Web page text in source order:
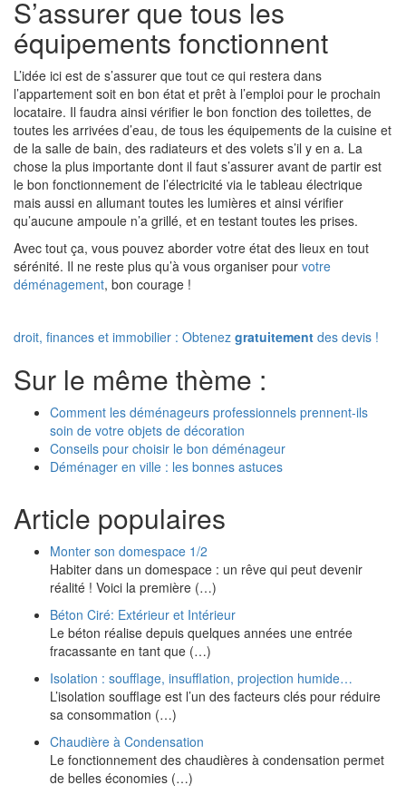
S’assurer que tous les
équipements fonctionnent
L’idée ici est de s’assurer que tout ce qui restera dans
l’appartement soit en bon état et prêt à l’emploi pour le prochain
locataire. Il faudra ainsi vérifier le bon fonction des toilettes, de
toutes les arrivées d’eau, de tous les équipements de la cuisine et
de la salle de bain, des radiateurs et des volets s’il y en a. La
chose la plus importante dont il faut s’assurer avant de partir est
le bon fonctionnement de l’électricité via le tableau électrique
mais aussi en allumant toutes les lumières et ainsi vérifier
qu’aucune ampoule n’a grillé, et en testant toutes les prises.
Avec tout ça, vous pouvez aborder votre état des lieux en tout
sérénité. Il ne reste plus qu’à vous organiser pour votre
déménagement, bon courage !
droit, finances et immobilier : Obtenez gratuitement des devis !
Sur le même thème :
Comment les déménageurs professionnels prennent-ils
soin de votre objets de décoration
Conseils pour choisir le bon déménageur
Déménager en ville : les bonnes astuces
Article populaires
Monter son domespace 1/2
Habiter dans un domespace : un rêve qui peut devenir
réalité ! Voici la première (…)
Béton Ciré: Extérieur et Intérieur
Le béton réalise depuis quelques années une entrée
fracassante en tant que (…)
Isolation : soufflage, insufflation, projection humide…
L’isolation soufflage est l’un des facteurs clés pour réduire
sa consommation (…)
Chaudière à Condensation
Le fonctionnement des chaudières à condensation permet
de belles économies (…)